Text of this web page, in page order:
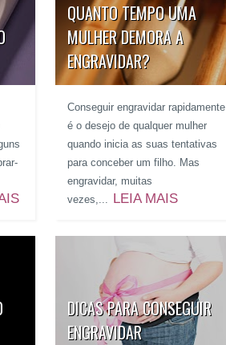
QUANTO TEMPO UMA
MULHER DEMORA A
ENGRAVIDAR?
Conseguir engravidar rapidamente
é o desejo de qualquer mulher
quando inicia as suas tentativas
para conceber um filho. Mas
engravidar, muitas
vezes,... LEIA MAIS
DICAS PARA CONSEGUIR
ENGRAVIDAR